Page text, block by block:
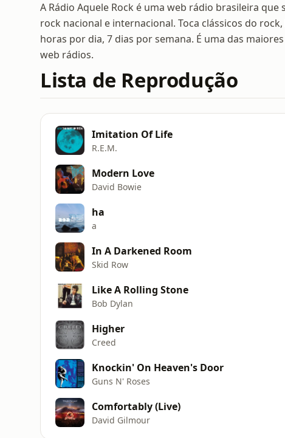
A Rádio Aquele Rock é uma web rádio brasileira
rock nacional e internacional. Toca clássicos do
horas por dia, 7 dias por semana. É uma das
web rádios.
Lista de Reprodução
Imitation Of Life
R.E.M.
Modern Love
David Bowie
ha
a
In A Darkened Room
Skid Row
Like A Rolling Stone
Bob Dylan
Higher
Creed
Knockin' On Heaven's Door
Guns N' Roses
Comfortably (Live)
David Gilmour